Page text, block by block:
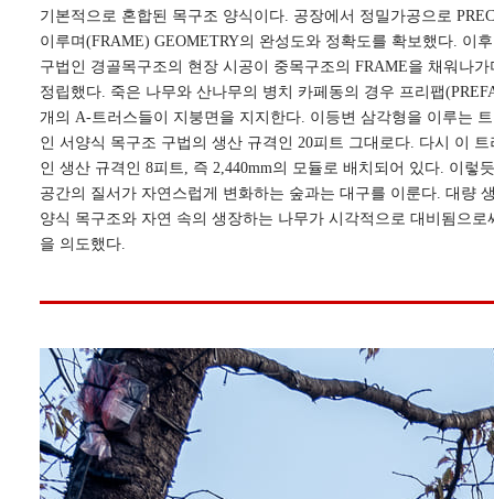
기본적으로 혼합된 목구조 양식이다. 공장에서 정밀가공으로
이루며(FRAME) GEOMETRY의 완성도와 정확도를 확보했다. 이
구법인 경골목구조의 현장 시공이 중목구조의 FRAME을 채워나
정립했다. 죽은 나무와 산나무의 병치 카페동의 경우 프리팹
개의 A-트러스들이 지붕면을 지지한다. 이등변 삼각형을 이루는
인 서양식 목구조 구법의 생산 규격인 20피트 그대로다. 다시 이
인 생산 규격인 8피트, 즉 2,440mm의 모듈로 배치되어 있다. 이렇
공간의 질서가 자연스럽게 변화하는 숲과는 대구를 이룬다. 대량
양식 목구조와 자연 속의 생장하는 나무가 시각적으로 대비됨으
을 의도했다.